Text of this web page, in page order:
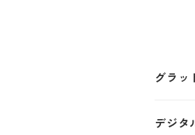
グラッ
デジタ